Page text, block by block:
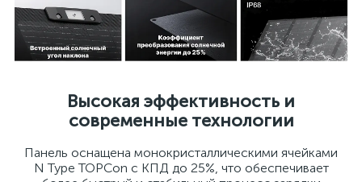
Высокая эффективность и
современные технологии
Панель оснащена монокристаллическими ячейками
N Type TOPCon с КПД до 25%, что обеспечивает